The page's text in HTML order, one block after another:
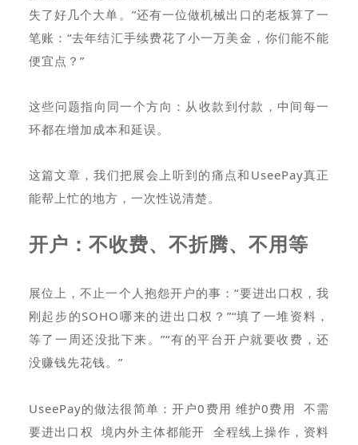
失了好几个大单。”还有一位做机械出口的老板算了一
笔账：“去年结汇手续费花了小一万美金，你们能不能
便宜点？”
这些问题指向同一个方向：从收款到付款，中间每一
环都在增加成本和延误。
这篇文章，我们把展会上听到的痛点和UseePay真正
能帮上忙的地方，一次性说清楚。
开户：不收费、不折腾、不用等
展位上，不止一个人抱怨开户的事：“要进出口权，我
刚起步的SOHO哪来的进出口权？”“填了一堆资料，
等了一周还没批下来。”“有的平台开户就要收费，还
没赚钱先花钱。”
UseePay的做法很简单：开户0费用 维护0费用 不需
要进出口权 境内外主体都能开 全程线上操作，资料